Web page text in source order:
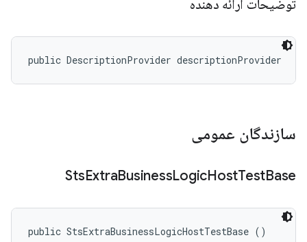
توضیحات ارائه دهنده
public DescriptionProvider descriptionProvider
سازندگان عمومی
StsExtraBusinessLogicHostTestBase
public StsExtraBusinessLogicHostTestBase ()